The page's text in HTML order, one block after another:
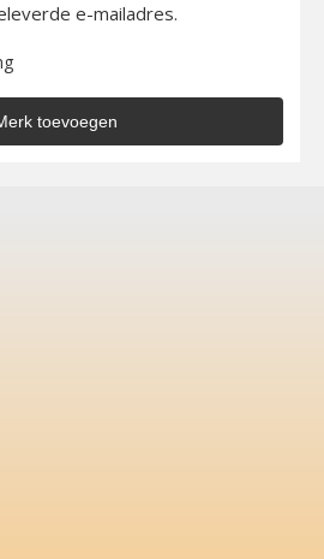
e-mailadres.